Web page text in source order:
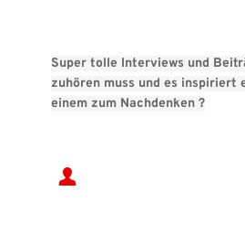
Super tolle Interviews und
zuhören muss und es inspiriert
einem zum Nachdenken ?